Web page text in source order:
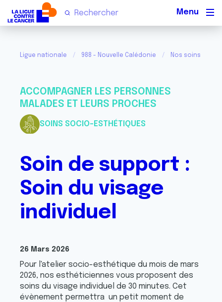
Ligue nationale 988 - Nouvelle Calédonie Nos soins de
ACCOMPAGNER LES PERSONNES
MALADES ET LEURS PROCHES
SOINS SOCIO-ESTHÉTIQUES
Soin de support :
Soin du visage
individuel
26 Mars 2026
Pour l'atelier socio-esthétique du mois de mars
2026, nos esthéticiennes vous proposent des
soins du visage individuel de 30 minutes. Cet
évènement permettra un petit moment de